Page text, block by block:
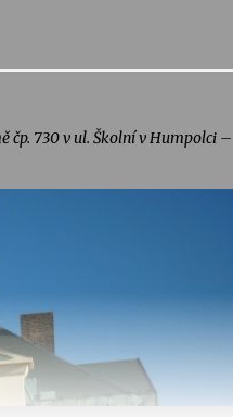
čp. 730 v ul. Školní v Humpolci –